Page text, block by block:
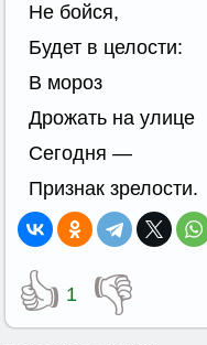
Не бойся,
Будет в целости:
В мороз
Дрожать на улице
Сегодня —
Признак зрелости.
👍 1 👎